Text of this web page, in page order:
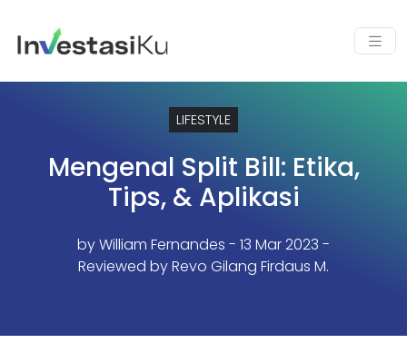
LIFESTYLE
Mengenal Split Bill: Etika,
Tips, & Aplikasi
byWilliam Fernandes - 13 Mar 2023 -
Reviewed by Revo Gilang Firdaus M.